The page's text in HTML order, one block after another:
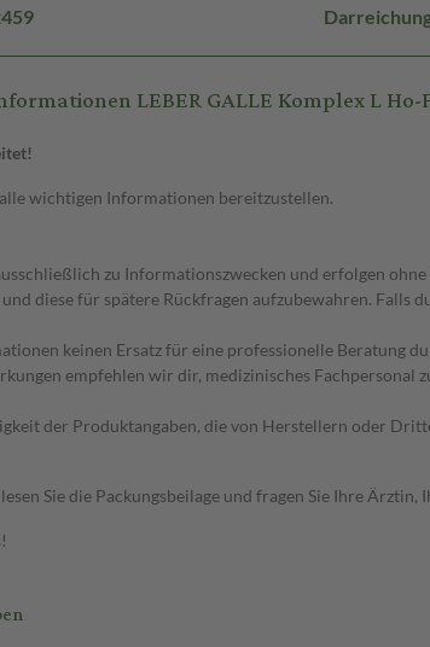
LEBER GALLE Komplex L
wichtigen Informationen bereitzustellen.
zu Informationszwecken und erfolgen
diese für spätere Rückfragen aufzubewahren. Falls
keinen Ersatz für eine professionelle Beratung
empfehlen wir dir, medizinisches Fachpersonal
der Produktangaben, die von Herstellern oder
Sie die Packungsbeilage und fragen Sie Ihre